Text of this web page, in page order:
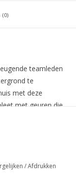
(0)
teamleden
te
met deze
met geuren die
/Afdrukken